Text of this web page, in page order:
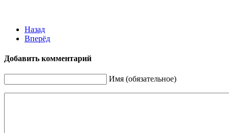
Назад
Вперёд
Добавить комментарий
Имя (обязательное)